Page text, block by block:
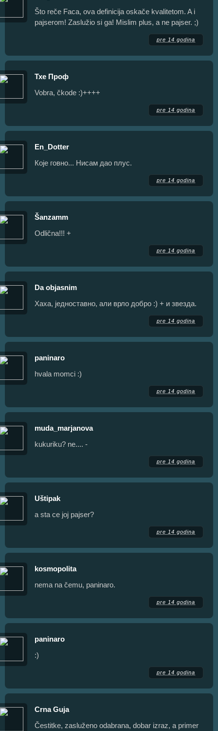
Što reče Faca, ova definicija oskače kvalitetom. A i
pajserom! Zaslužio si ga! Mislim plus, a ne pajser. ;)
pre 14 godina
Тхе Проф
Vobra, čkode :)++++
pre 14 godina
En_Dotter
Које говно... Нисам дао плус.
pre 14 godina
Šanzamm
Odlična!!! +
pre 14 godina
Da objasnim
Хаха, једноставно, али врло добро :) + и звезда.
pre 14 godina
paninaro
hvala momci :)
pre 14 godina
muda_marjanova
kukuriku? ne.... -
pre 14 godina
Uštipak
a sta ce joj pajser?
pre 14 godina
kosmopolita
nema na čemu, paninaro.
pre 14 godina
paninaro
:)
pre 14 godina
Crna Guja
Čestitke, zasluženo odabrana, dobar izraz, a primer